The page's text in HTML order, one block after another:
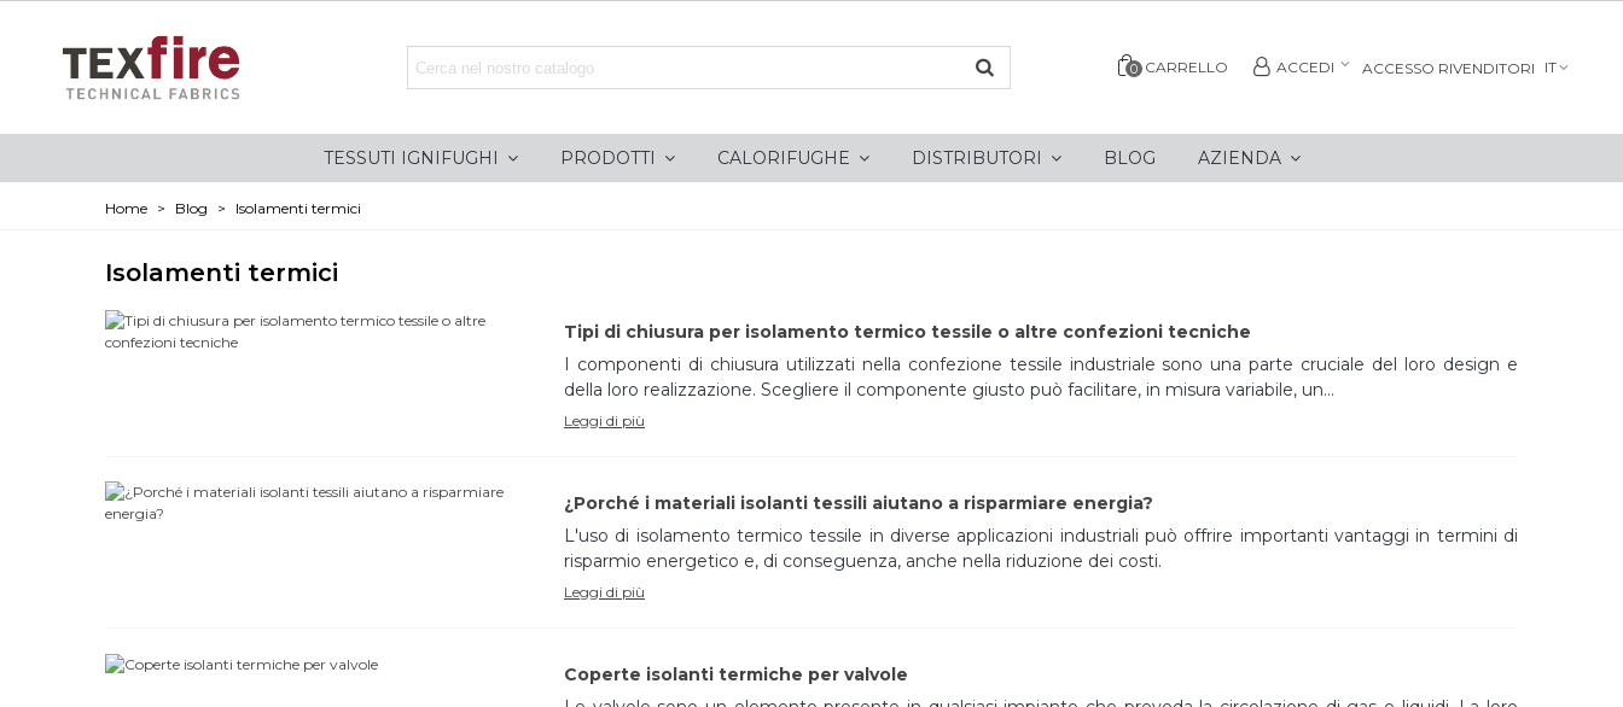
0 CARRELLO ACCEDI ACCESSO RIVENDITORI IT
TESSUTI IGNIFUGHI PRODOTTI CALORIFUGHE DISTRIBUTORI BLOG AZIENDA
Home > Blog > Isolamenti termici
Isolamenti termici
Tipi di chiusura per isolamento termico tessile o altre confezioni tecniche
I componenti di chiusura utilizzati nella confezione tessile industriale sono una parte cruciale del loro design e
della loro realizzazione. Scegliere il componente giusto può facilitare, in misura variabile, un...
Leggi di più
¿Porché i materiali isolanti tessili aiutano a risparmiare energia?
L'uso di isolamento termico tessile in diverse applicazioni industriali può offrire importanti vantaggi in termini di
risparmio energetico e, di conseguenza, anche nella riduzione dei costi.
Leggi di più
Coperte isolanti termiche per valvole